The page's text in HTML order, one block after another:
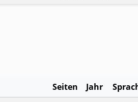
Seiten Jahr